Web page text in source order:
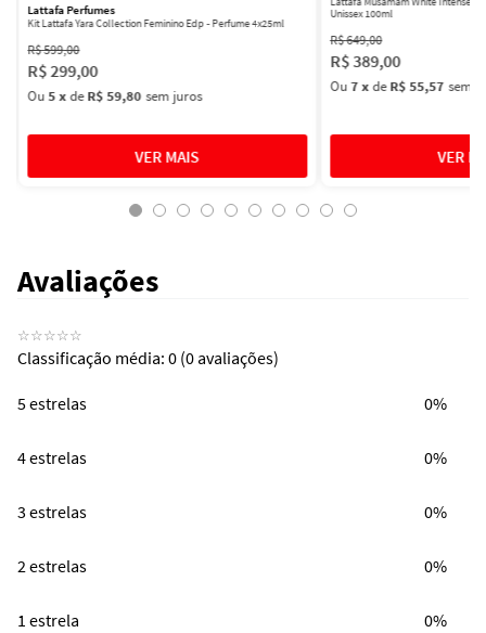
Lattafa Perfumes
Kit Lattafa Yara Collection Feminino Edp - Perfume 4x25ml
R$599,00
R$299,00
Ou5 xdeR$ 59,80 sem juros
Unissex 100ml
R$649,00
R$389,00
Ou7xdeR$ 55,57 sem
Avaliações
☆☆☆☆☆
Classificação média: 0 (0 avaliações)
5 estrelas 0%
4 estrelas 0%
3 estrelas 0%
2 estrelas 0%
1 estrela 0%